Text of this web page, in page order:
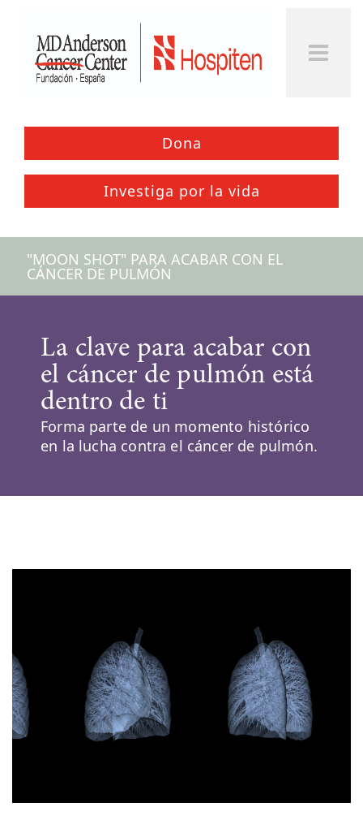
Dona
Investiga por la vida
"MOON SHOT" PARA ACABAR CON EL
CÁNCER DE PULMÓN
La clave para acabar con
el cáncer de pulmón está
dentro de ti
Forma parte de un momento histórico
en la lucha contra el cáncer de pulmón.